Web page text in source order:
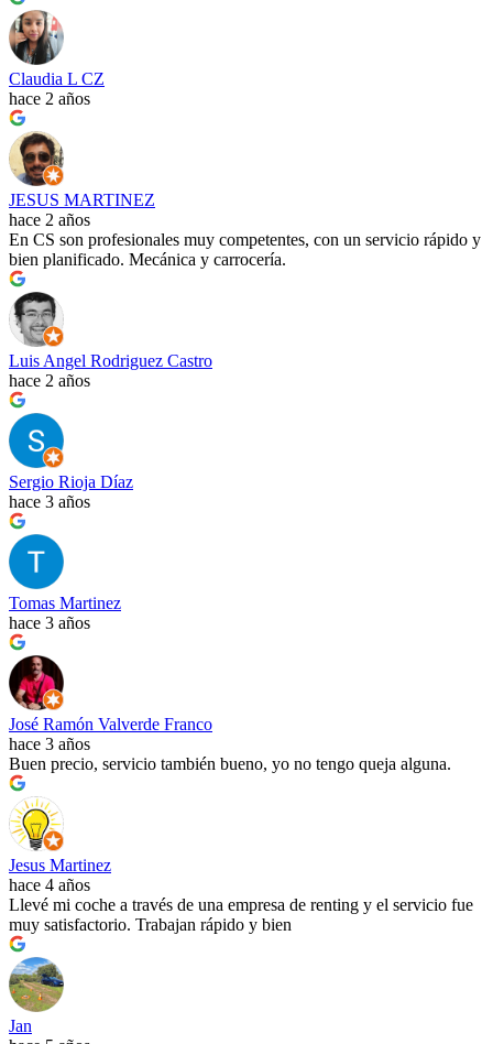
Claudia L CZ
hace 2 años
JESUS MARTINEZ
hace 2 años
En CS son profesionales muy competentes, con un servicio rápido y
bien planificado. Mecánica y carrocería.
Luis Angel Rodriguez Castro
hace 2 años
Sergio Rioja Díaz
hace 3 años
Tomas Martinez
hace 3 años
José Ramón Valverde Franco
hace 3 años
Buen precio, servicio también bueno, yo no tengo queja alguna.
Jesus Martinez
hace 4 años
Llevé mi coche a través de una empresa de renting y el servicio fue
muy satisfactorio. Trabajan rápido y bien
Jan